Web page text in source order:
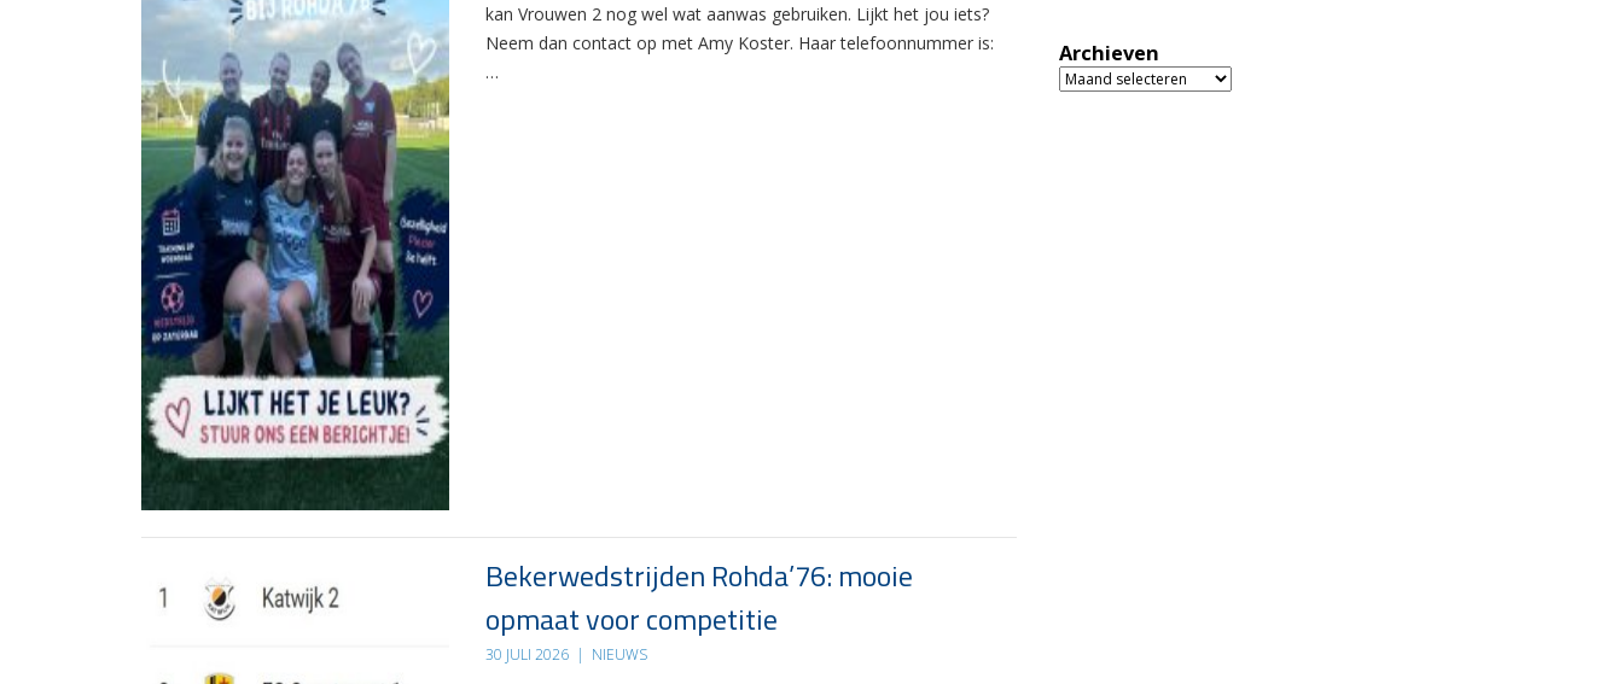
kan Vrouwen 2 nog wel wat aanwas gebruiken. Lijkt het jou iets?
Neem dan contact op met Amy Koster. Haar telefoonnummer is:
…
Bekerwedstrijden Rohda’76: mooie
opmaat voor competitie
30 JULI 2026 | NIEUWS
Archieven
Archieven